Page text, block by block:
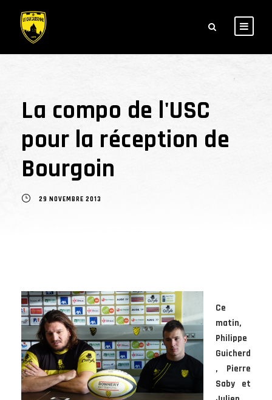
La compo de l'USC
pour la réception de
Bourgoin
29 NOVEMBRE 2013
Ce
matin,
Philippe
Guicherd
, Pierre
Saby et